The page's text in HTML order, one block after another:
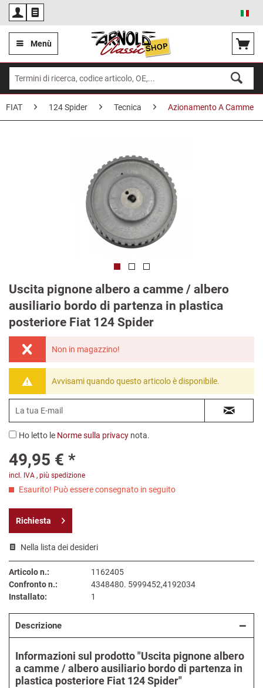
Menù
FIAT 124 Spider Tecnica Azionamento A Camme
Uscita pignone albero a camme / albero
ausiliario bordo di partenza in plastica
posteriore Fiat 124 Spider
Non in magazzino!
Avvisami quando questo articolo è disponibile.
Ho letto le Norme sulla privacy nota.
49,95 € *
incl. IVA , più spedizione
Esaurito! Può essere consegnato in seguito
Richiesta
Nella lista dei desideri
Articolo n.:
1162405
Confronto n.:
4348480. 5999452,4192034
Installato:
1
Descrizione
Informazioni sul prodotto "Uscita pignone albero
a camme / albero ausiliario bordo di partenza in
plastica posteriore Fiat 124 Spider"